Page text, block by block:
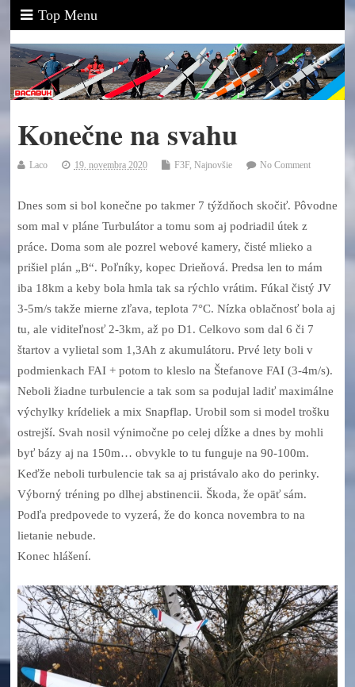
Top Menu
Konečne na svahu
Laco 19. novembra 2020 F3F, Najnovšie No Comment
Dnes som si bol konečne po takmer 7 týždňoch skočiť. Pôvodne
som mal v pláne Turbulátor a tomu som aj podriadil útek z
práce. Doma som ale pozrel webové kamery, čisté mlieko a
prišiel plán „B“. Poľníky, kopec Drieňová. Predsa len to mám
iba 18km a keby bola hmla tak sa rýchlo vrátim. Fúkal čistý JV
3-5m/s takže mierne zľava, teplota 7°C. Nízka oblačnosť bola aj
tu, ale viditeľnosť 2-3km, až po D1. Celkovo som dal 6 či 7
štartov a vylietal som 1,3Ah z akumulátoru. Prvé lety boli v
podmienkach FAI + potom to kleslo na Štefanove FAI (3-4m/s).
Neboli žiadne turbulencie a tak som sa podujal ladiť maximálne
výchylky krídeliek a mix Snapflap. Urobil som si model trošku
ostrejší. Svah nosil výnimočne po celej dĺžke a dnes by mohli
byť bázy aj na 150m… obvykle to tu funguje na 90-100m.
Keďže neboli turbulencie tak sa aj pristávalo ako do perinky.
Výborný tréning po dlhej abstinencii. Škoda, že opäť sám.
Podľa predpovede to vyzerá, že do konca novembra to na
lietanie nebude.
Konec hlášení.